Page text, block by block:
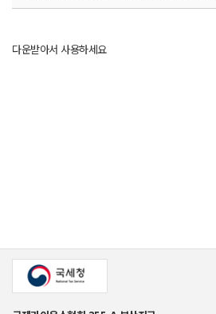
다운받아서 사용하세요